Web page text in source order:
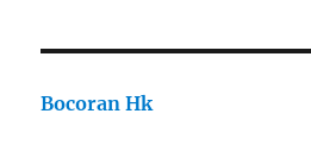
Bocoran Hk